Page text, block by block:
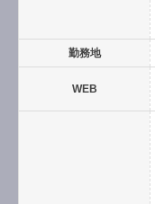
勤務地
WEB